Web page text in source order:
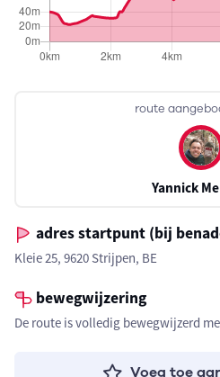
route
Yannick
adres startpunt (bij
Kleie 25, 9620 Strijpen, BE
bewegwijzering
De route is volledig bewegwijzerd
Voeg toe